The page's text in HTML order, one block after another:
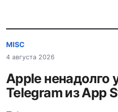
MISC
4 августа 2026
Apple ненадолго
Telegram из App